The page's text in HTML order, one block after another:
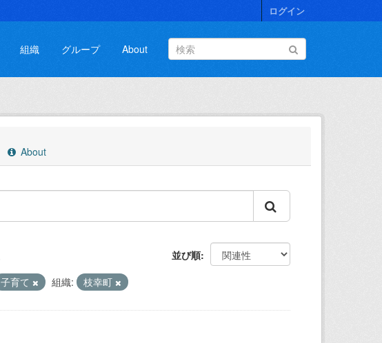
ログイン
組織 グループ About
About
並び順
子育て 組織: 枝幸町